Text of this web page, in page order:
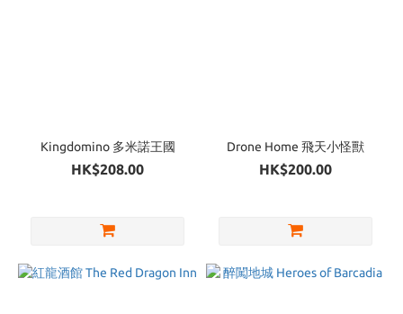
Kingdomino 多米諾王國
HK$208.00
Drone Home 飛天小怪獸
HK$200.00